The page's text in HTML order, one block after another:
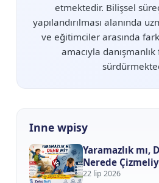
etmektedir. Bilişsel
yapılandırılması alanında
ve eğitimciler arasında
amacıyla
Inne wpisy
Yaramazlık mı,
Nerede
22 lip 2026